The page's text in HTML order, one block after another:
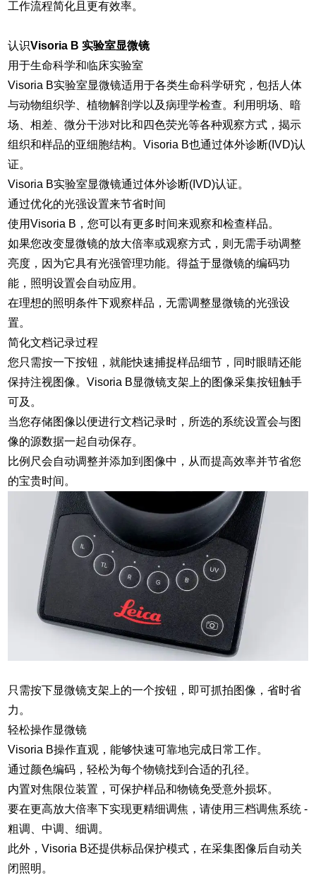
工作流程简化且更有效率。
认识Visoria B 实验室显微镜
用于生命科学和临床实验室
Visoria B实验室显微镜适用于各类生命科学研究，包括人体
与动物组织学、植物解剖学以及病理学检查。利用明场、暗
场、相差、微分干涉对比和四色荧光等各种观察方式，揭示
组织和样品的亚细胞结构。Visoria B也通过体外诊断(IVD)认
证。
Visoria B实验室显微镜通过体外诊断(IVD)认证。
通过优化的光强设置来节省时间
使用Visoria B，您可以有更多时间来观察和检查样品。
如果您改变显微镜的放大倍率或观察方式，则无需手动调整
亮度，因为它具有光强管理功能。得益于显微镜的编码功
能，照明设置会自动应用。
在理想的照明条件下观察样品，无需调整显微镜的光强设
置。
简化文档记录过程
您只需按一下按钮，就能快速捕捉样品细节，同时眼睛还能
保持注视图像。Visoria B显微镜支架上的图像采集按钮触手
可及。
当您存储图像以便进行文档记录时，所选的系统设置会与图
像的源数据一起自动保存。
比例尺会自动调整并添加到图像中，从而提高效率并节省您
的宝贵时间。
只需按下显微镜支架上的一个按钮，即可抓拍图像，省时省
力。
轻松操作显微镜
Visoria B操作直观，能够快速可靠地完成日常工作。
通过颜色编码，轻松为每个物镜找到合适的孔径。
内置对焦限位装置，可保护样品和物镜免受意外损坏。
要在更高放大倍率下实现更精细调焦，请使用三档调焦系统 -
粗调、中调、细调。
此外，Visoria B还提供标品保护模式，在采集图像后自动关
闭照明。